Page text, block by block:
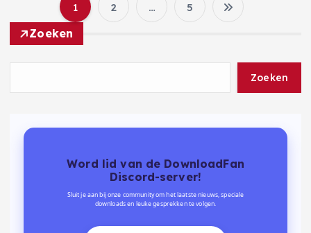
B
e
r
i
c
h
1 2 … 5
Zoeken
Zoeken
Word lid van de DownloadFan
Discord-server!
Sluit je aan bij onze community om het laatste nieuws, speciale
downloads en leuke gesprekken te volgen.